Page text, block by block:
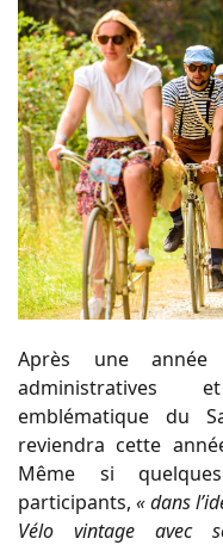
Après une
administratives
emblématique du
reviendra cette
Même si
participants,« dans
Vélo vintage avec